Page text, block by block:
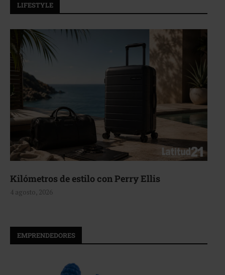
LIFESTYLE
Aerie, texturas que fluyen
4 agosto, 2026
EMPRENDEDORES